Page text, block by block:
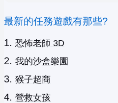
最新的任務遊戲有那些?
恐怖老師 3D
我的沙盒樂園
猴子超商
營救女孩